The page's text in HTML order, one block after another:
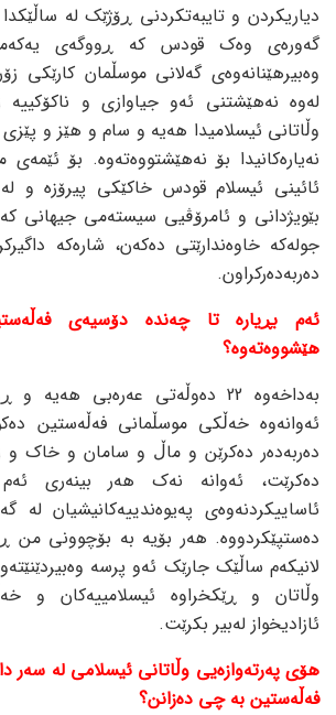
دیاریکردن و تایبەتکردنی ڕۆژێک لە
گەورەی وەک قودس کە ڕووگەی
وەبیرهێنانەوەی گەلانی موسڵمان کارێکی
لەوە نەهێشتنی ئەو جیاوازی و ناکۆکییە
وڵاتانی ئیسلامیدا هەیە و سام و هێز و پێزی
نەیارەکانیدا بۆ نەهێشتووەتەوە. بۆ
ئائینی ئیسلام قودس خاکێکی پیرۆزە و
بێویژدانی و ئامرۆڤیی سیستەمی جیهانی
جولەکە خاوەندارێتی دەکەن، شارەکە
دەربەدەرکراون.
ئەم بڕیارە تا چەندە دۆسیەی
هێشووەتەوە؟
بەداخەوە 22 دەوڵەتی عەرەبی هەیە
ئەوانەوە خەڵکی موسڵمانی فەڵەستین
دەربەدەر دەکرێن و ماڵ و سامان و خاک و
دەکرێت، ئەوانە نەک هەر بینەری ئەم
ئاساییکردنەوەی پەیوەندییەکانیشیان لە
دەستپێکردووە. هەر بۆیە بە بۆچوونی
لانیکەم ساڵێک جارێک ئەو پرسە
وڵاتان و ڕێکخراوە ئیسلامییەکان و
ئازادیخواز لەبیر بکرێت.
هۆی پەرتەوازەیی وڵاتانی ئیسلامی لە سەر
فەڵەستین بە چی دەزانن؟